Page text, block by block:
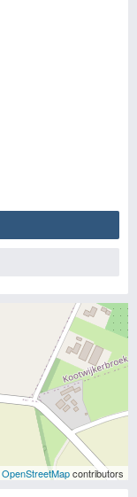
OpenStreetMapcontributors